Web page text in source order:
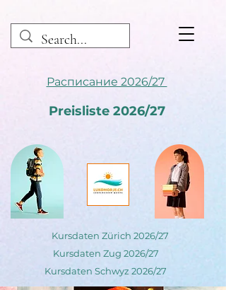
Расписание 2026/27
Preisliste 2026/27
Kursdaten Zürich 2026/27
Kursdaten Zug 2026/27
Kursdaten Schwyz 2026/27